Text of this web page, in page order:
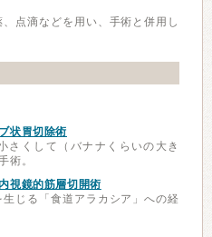
点滴などを用い、手術と併用し
状胃切除術
さくして（バナナくらいの大き
術。
視鏡的筋層切開術
じる「食道アラカシア」への経